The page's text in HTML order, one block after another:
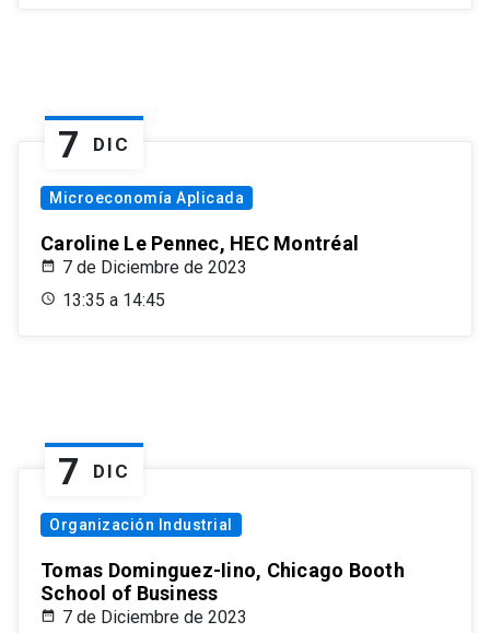
7 DIC
Microeconomía Aplicada
Caroline Le Pennec, HEC Montréal
7 de Diciembre de 2023
13:35 a 14:45
7 DIC
Organización Industrial
Tomas Dominguez-Iino, Chicago Booth
School of Business
7 de Diciembre de 2023